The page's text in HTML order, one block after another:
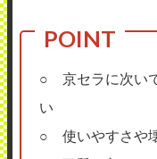
○ 京セラに次い
い
○ 使いやすさや